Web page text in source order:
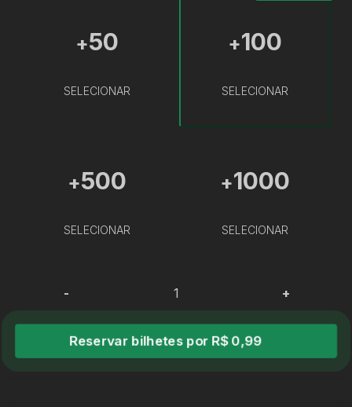
+50
SELECIONAR
+100
SELECIONAR
+500
SELECIONAR
+1000
SELECIONAR
- +
Reservar bilhetes por R$ 0,99